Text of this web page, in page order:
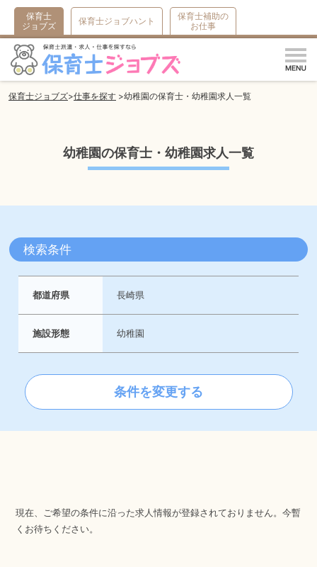
保育士
ジョブズ
保育士ジョブハント
保育士補助の
お仕事
保育士ジョブズ 仕事を探す 幼稚園の保育士・幼稚園求人一覧
幼稚園の保育士・幼稚園求人一覧
検索条件
都道府県 長崎県
施設形態 幼稚園
条件を変更する
現在、ご希望の条件に沿った求人情報が登録されておりません。今暫
くお待ちください。